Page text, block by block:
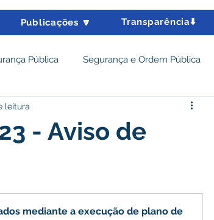
Publicações 🔽 Transparência⬇️
Pública Segurança e Ordem Pública
Desenvolvimento Econômico e Turismo
Celebração
- Aviso de
leitura
mediante a execução de plano de